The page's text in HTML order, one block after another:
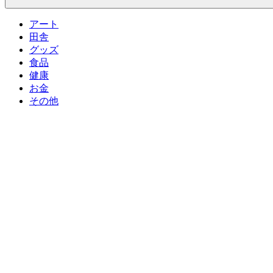
アート
田舎
グッズ
食品
健康
お金
その他